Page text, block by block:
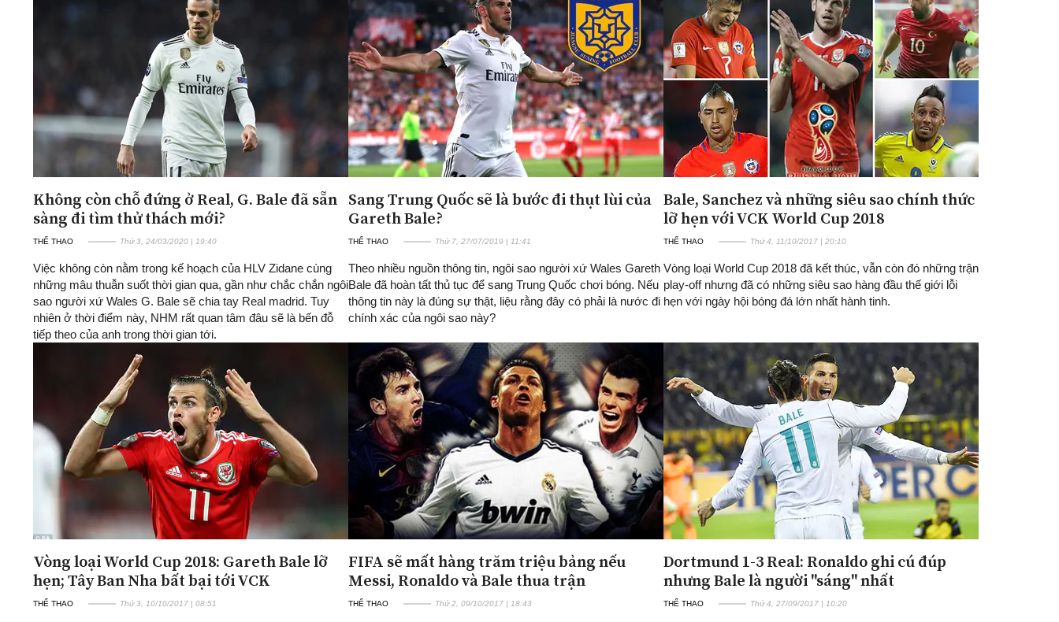
Không còn chỗ đứng ở Real, G. Bale đã sẵn
sàng đi tìm thử thách mới?
THỂ THAO Thứ 3, 24/03/2020 | 19:40
Việc không còn nằm trong kế hoạch của HLV Zidane cùng
những mâu thuẫn suốt thời gian qua, gần như chắc chắn ngôi
sao người xứ Wales G. Bale sẽ chia tay Real madrid. Tuy
nhiên ở thời điểm này, NHM rất quan tâm đâu sẽ là bến đỗ
tiếp theo của anh trong thời gian tới.
Sang Trung Quốc sẽ là bước đi thụt lùi của
Gareth Bale?
THỂ THAO Thứ 7, 27/07/2019 | 11:41
Theo nhiều nguồn thông tin, ngôi sao người xứ Wales Gareth
Bale đã hoàn tất thủ tục để sang Trung Quốc chơi bóng. Nếu
thông tin này là đúng sự thật, liệu rằng đây có phải là nước đi
chính xác của ngôi sao này?
Bale, Sanchez và những siêu sao chính thức
lỡ hẹn với VCK World Cup 2018
THỂ THAO Thứ 4, 11/10/2017 | 20:10
Vòng loại World Cup 2018 đã kết thúc, vẫn còn đó những trận
play-off nhưng đã có những siêu sao hàng đầu thế giới lỗi
hẹn với ngày hội bóng đá lớn nhất hành tinh.
Vòng loại World Cup 2018: Gareth Bale lỡ
hẹn; Tây Ban Nha bất bại tới VCK
THỂ THAO Thứ 3, 10/10/2017 | 08:51
FIFA sẽ mất hàng trăm triệu bảng nếu
Messi, Ronaldo và Bale thua trận
THỂ THAO Thứ 2, 09/10/2017 | 18:43
Dortmund 1-3 Real: Ronaldo ghi cú đúp
nhưng Bale là người "sáng" nhất
THỂ THAO Thứ 4, 27/09/2017 | 10:20